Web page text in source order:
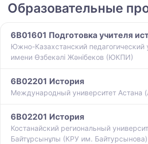
Образовательные
6B01601 Подготовка учителя
Южно-Казахстанский педагогический
имени Өзбекәлі Жәнібеков (ЮКПИ)
6B02201 История
Международный университет Астана
6B02201 История
Костанайский региональный
Байтұрсынұлы (КРУ им. Байтурсынова)